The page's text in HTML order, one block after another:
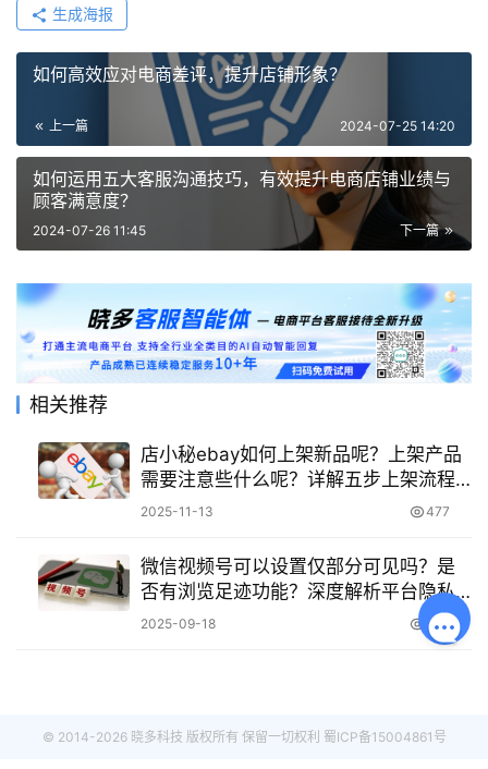
生成海报
如何高效应对电商差评，提升店铺形象？
上一篇 2024-07-25 14:20
如何运用五大客服沟通技巧，有效提升电商店铺业绩与
顾客满意度？
下一篇
2024-07-26 11:45
相关推荐
店小秘ebay如何上架新品呢？上架产品
需要注意些什么呢？详解五步上架流程
与四大注意事项，规避风险提升运营效
2025-11-13 477
微信视频号可以设置仅部分可见吗？是
否有浏览足迹功能？深度解析平台隐私
功能现状（尚无明确支持）与用户自主
2025-09-18 849
© 2014-2026 晓多科技 版权所有 保留一切权利 蜀ICP备15004861号